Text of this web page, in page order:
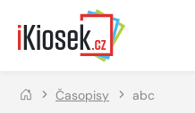
Přejít na hlavní obsah
Časopisy abc